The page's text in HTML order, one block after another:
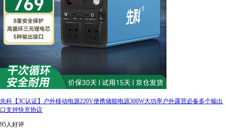
先科【3C认证】户外移动电源220V便携储能电源300W大功率户外露营必备多个输出
口支持快充协议
95人好评